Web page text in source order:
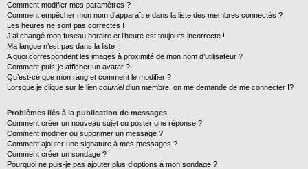
Comment modifier mes paramètres ?
Comment empêcher mon nom d’apparaître dans la liste des membres connectés ?
Les heures ne sont pas correctes !
J’ai changé mon fuseau horaire et l’heure est toujours incorrecte !
Ma langue n’est pas dans la liste !
A quoi correspondent les images à proximité de mon nom d’utilisateur ?
Comment puis-je afficher un avatar ?
Qu’est-ce que mon rang et comment le modifier ?
Lorsque je clique sur le lien courrield’un membre, on me demande de me connecter !?
Problèmes liés à la publication de messages
Comment créer un nouveau sujet ou poster une réponse ?
Comment modifier ou supprimer un message ?
Comment ajouter une signature à mes messages ?
Comment créer un sondage ?
Pourquoi ne puis-je pas ajouter plus d’options à mon sondage ?